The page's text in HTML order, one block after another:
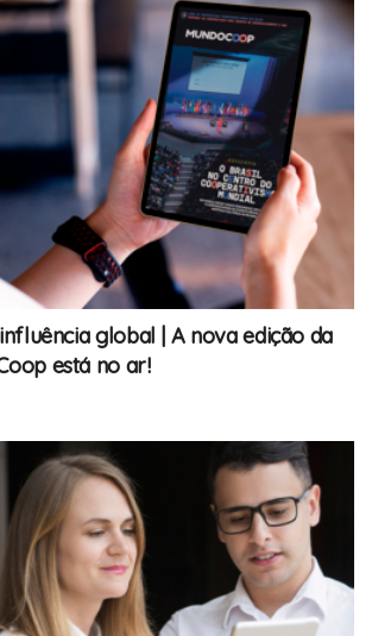
global | A nova edição da
está no ar!